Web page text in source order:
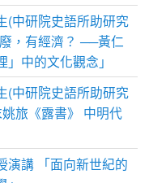
(中研院史語所助研究
，有經濟？ ──黃仁
中的文化觀念」
(中研院史語所助研究
旅《露書》 中明代
演講 「面向新世紀的